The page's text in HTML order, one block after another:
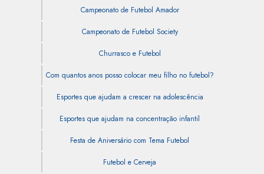
Campeonato de Futebol Amador
Campeonato de Futebol Society
Churrasco e Futebol
Com quantos anos posso colocar meu filho no futebol?
Esportes que ajudam a crescer na adolescência
Esportes que ajudam na concentração infantil
Festa de Aniversário com Tema Futebol
Futebol e Cerveja